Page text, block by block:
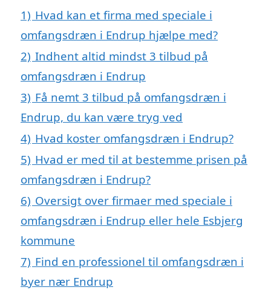
1) Hvad kan et firma med speciale i
omfangsdræn i Endrup hjælpe med?
2) Indhent altid mindst 3 tilbud på
omfangsdræn i Endrup
3) Få nemt 3 tilbud på omfangsdræn i
Endrup, du kan være tryg ved
4) Hvad koster omfangsdræn i Endrup?
5) Hvad er med til at bestemme prisen på
omfangsdræn i Endrup?
6) Oversigt over firmaer med speciale i
omfangsdræn i Endrup eller hele Esbjerg
kommune
7) Find en professionel til omfangsdræn i
byer nær Endrup